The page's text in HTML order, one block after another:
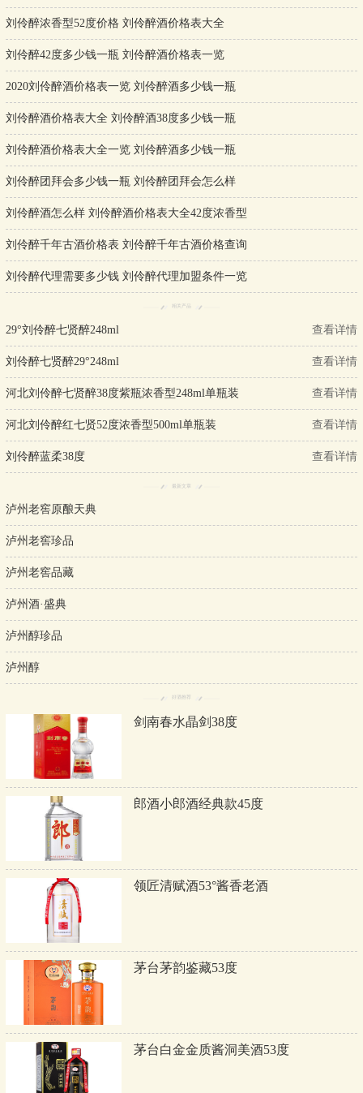
刘伶醉浓香型52度价格 刘伶醉酒价格表大全
刘伶醉42度多少钱一瓶 刘伶醉酒价格表一览
2020刘伶醉酒价格表一览 刘伶醉酒多少钱一瓶
刘伶醉酒价格表大全 刘伶醉酒38度多少钱一瓶
刘伶醉酒价格表大全一览 刘伶醉酒多少钱一瓶
刘伶醉团拜会多少钱一瓶 刘伶醉团拜会怎么样
刘伶醉酒怎么样 刘伶醉酒价格表大全42度浓香型
刘伶醉千年古酒价格表 刘伶醉千年古酒价格查询
刘伶醉代理需要多少钱 刘伶醉代理加盟条件一览
相关产品
29°刘伶醉七贤醉248ml 查看详情
刘伶醉七贤醉29°248ml 查看详情
河北刘伶醉七贤醉38度紫瓶浓香型248ml单瓶装 查看详情
河北刘伶醉红七贤52度浓香型500ml单瓶装 查看详情
刘伶醉蓝柔38度 查看详情
最新文章
泸州老窖原酿天典
泸州老窖珍品
泸州老窖品藏
泸州酒·盛典
泸州醇珍品
泸州醇
好酒推荐
剑南春水晶剑38度
郎酒小郎酒经典款45度
领匠清赋酒53°酱香老酒
茅台茅韵鉴藏53度
茅台白金金质酱洞美酒53度